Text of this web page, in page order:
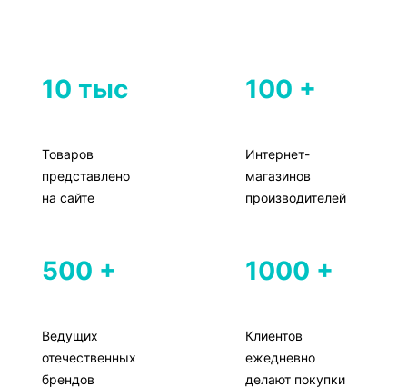
10 тыс
Товаров
представлено
на сайте
100 +
Интернет-
магазинов
производителей
500 +
Ведущих
отечественных
брендов
1000 +
Клиентов
ежедневно
делают покупки